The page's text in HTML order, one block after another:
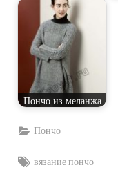
Пончо из меланжа
Пончо
Tags:
вязание пончо